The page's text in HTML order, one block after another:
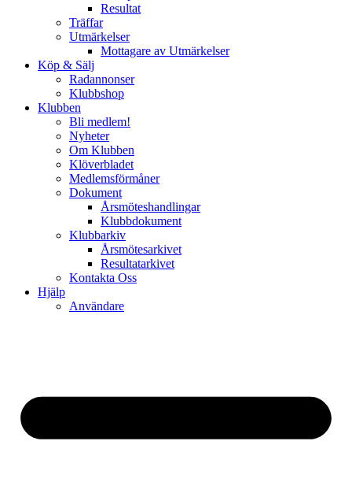
Resultat
Träffar
Utmärkelser
Mottagare av Utmärkelser
Köp & Sälj
Radannonser
Klubbshop
Klubben
Bli medlem!
Nyheter
Om Klubben
Klöverbladet
Medlemsförmåner
Dokument
Årsmöteshandlingar
Klubbdokument
Klubbarkiv
Årsmötesarkivet
Resultatarkivet
Kontakta Oss
Hjälp
Användare